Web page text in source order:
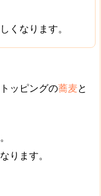
く なります。
ッピングの蕎麦と
ります。